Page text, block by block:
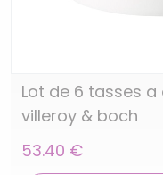
Lot de 6 tasses
villeroy & boch
53.40 €